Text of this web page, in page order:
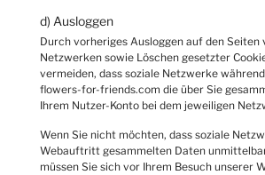
d) Ausloggen
Durch vorheriges Ausloggen auf den Seiten
Netzwerken sowie Löschen gesetzter
vermeiden, dass soziale Netzwerke
flowers-for-friends.com die über Sie
Ihrem Nutzer-Konto bei dem jeweiligen
Wenn Sie nicht möchten, dass soziale
Webauftritt gesammelten Daten
müssen Sie sich vor Ihrem Besuch unserer